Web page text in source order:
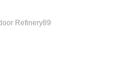
Refinery89